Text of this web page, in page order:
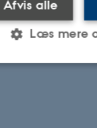
Afvis alle
Læs mere